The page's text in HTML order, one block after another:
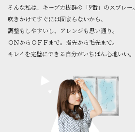
そんな私は、キープ力抜群の「9番」のスプレー。
吹きかけてすぐには固まらないから、
調整もしやすいし、アレンジも思い通り。
ＯＮからＯＦＦまで。指先から毛先まで。
キレイを完璧にできる自分がいちばん心地いい。